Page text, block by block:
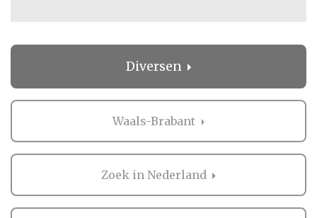
feestelijke toevoegingen zoals een confetti-
kanon of unieke tafelstyling met exclusief
bestek. Ook creatieve manieren om
herinneringen vast te leggen of praktische
tools voor een strakke planning behoren tot
de mogelijkheden. Elk detail draagt bij aan
de sfeer en maakt jullie dag net wat
persoonlijker.
Diversen
Waals-Brabant
Zoek in Nederland